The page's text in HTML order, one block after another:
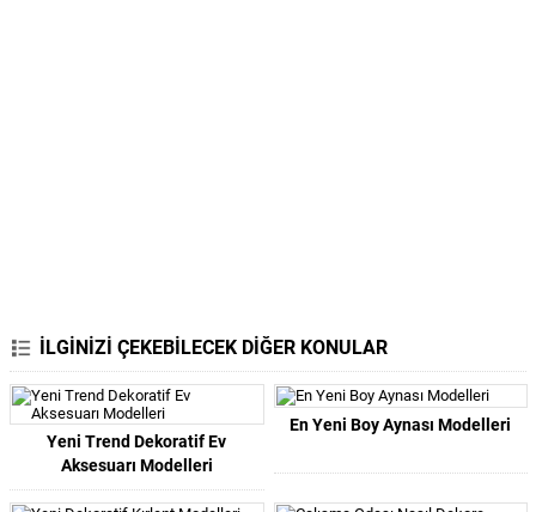
İLGİNİZİ ÇEKEBİLECEK DİĞER KONULAR
Yeni Trend Dekoratif Ev
Aksesuarı Modelleri
En Yeni Boy Aynası Modelleri